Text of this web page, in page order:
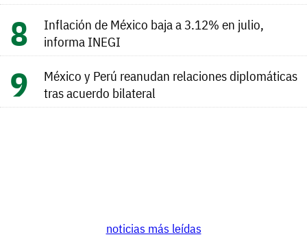
Inflación de México baja a 3.12% en julio,
informa INEGI
México y Perú reanudan relaciones diplomáticas
tras acuerdo bilateral
noticias más leídas